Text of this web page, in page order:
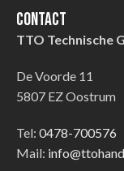
Contact
TTO Technische
De Voorde 11
5807 EZ Oostrum
Tel: 0478-700576
Mail: